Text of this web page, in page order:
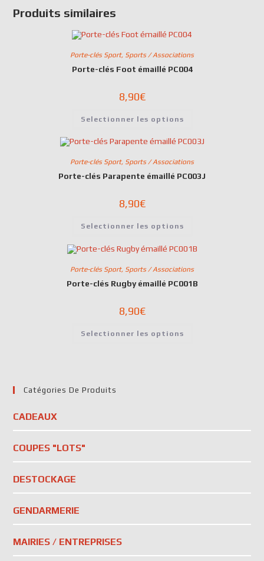
Produits similaires
Porte-clés Sport, Sports / Associations
Porte-clés Foot émaillé PC004
8,90€
Selectionner les options
Porte-clés Sport, Sports / Associations
Porte-clés Parapente émaillé PC003J
8,90€
Selectionner les options
Porte-clés Sport, Sports / Associations
Porte-clés Rugby émaillé PC001B
8,90€
Selectionner les options
Catégories De Produits
CADEAUX
COUPES "LOTS"
DESTOCKAGE
GENDARMERIE
MAIRIES / ENTREPRISES